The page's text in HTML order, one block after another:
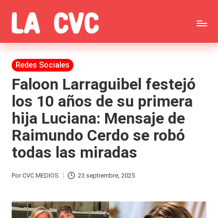
Saltar
al
contenido
C
o
p
u
c
h
a
s
y
ar
Todas
las
noticias
de
la
farándula,
Realitys,
Tierra
Gran
Publicada
en
Redes Sociales
Faloon Larraguibel festejó
los 10 años de su primera
hija Luciana: Mensaje de
Raimundo Cerdo se robó
todas las miradas
Publicado
PorCVC MEDIOS 23 septiembre, 2025